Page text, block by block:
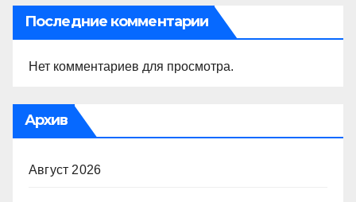
Последние комментарии
Нет комментариев для просмотра.
Архив
Август 2026